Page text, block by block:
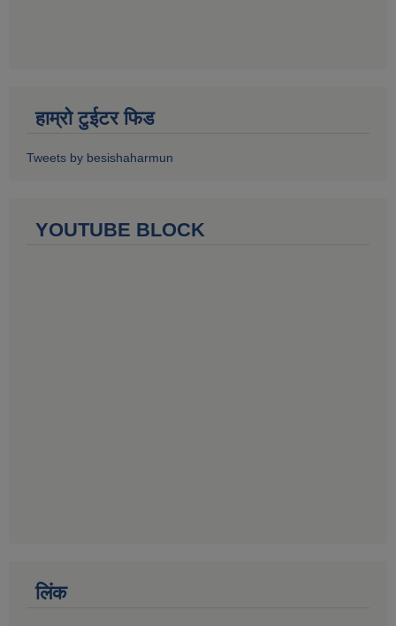
हाम्रो टुईटर फिड
Tweets by besishaharmun
YOUTUBE BLOCK
लिंक